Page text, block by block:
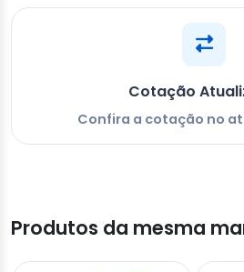
Cotação
Confira a cotação no
Produtos da mesma